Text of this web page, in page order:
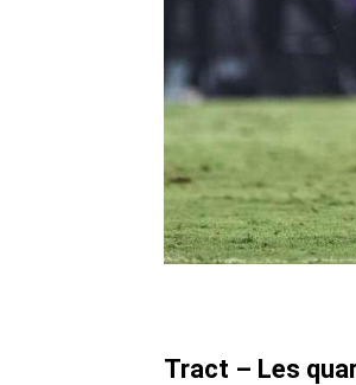
Tract – Les